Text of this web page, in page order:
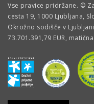
Vse pravice pridržane. ©
cesta 19, 1000 Ljubljana,
Okrožno sodišče v
73.701.391,79 EUR,